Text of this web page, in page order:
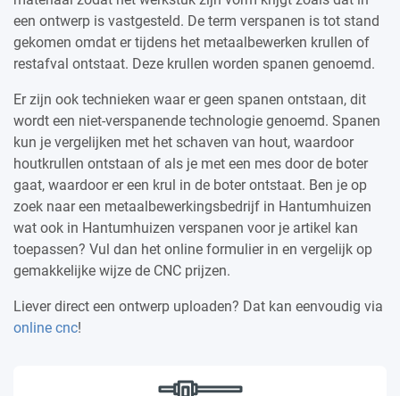
een ontwerp is vastgesteld. De term verspanen is tot stand
gekomen omdat er tijdens het metaalbewerken krullen of
restafval ontstaat. Deze krullen worden spanen genoemd.
Er zijn ook technieken waar er geen spanen ontstaan, dit
wordt een niet-verspanende technologie genoemd. Spanen
kun je vergelijken met het schaven van hout, waardoor
houtkrullen ontstaan of als je met een mes door de boter
gaat, waardoor er een krul in de boter ontstaat. Ben je op
zoek naar een metaalbewerkingsbedrijf in Hantumhuizen
wat ook in Hantumhuizen verspanen voor je artikel kan
toepassen? Vul dan het online formulier in en vergelijk op
gemakkelijke wijze de CNC prijzen.
Liever direct een ontwerp uploaden? Dat kan eenvoudig via
online cnc!